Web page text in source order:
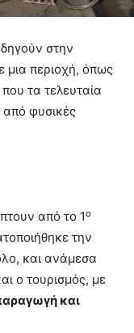
στην
μια περιοχή, όπως
τα τελευταία
φυσικές
από το 1ο
την
και ανάμεσα
ο τουρισμός, με
και